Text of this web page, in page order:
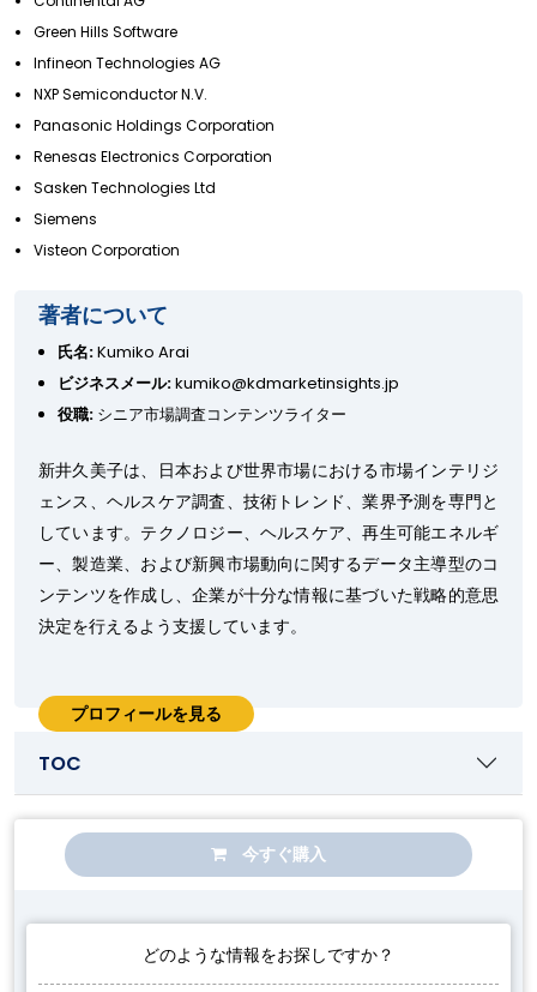
Green Hills Software
Infineon Technologies AG
NXP Semiconductor N.V.
Panasonic Holdings Corporation
Renesas Electronics Corporation
Sasken Technologies Ltd
Siemens
Visteon Corporation
著者について
氏名:Kumiko Arai
ビジネスメール:kumiko@kdmarketinsights.jp
役職: シニア市場調査コンテンツライター
新井久美子は、日本および世界市場における市場インテリジ
ェンス、ヘルスケア調査、技術トレンド、業界予測を専門と
しています。テクノロジー、ヘルスケア、再生可能エネルギ
ー、製造業、および新興市場動向に関するデータ主導型のコ
ンテンツを作成し、企業が十分な情報に基づいた戦略的意思
決定を行えるよう支援しています。
プロフィールを見る
TOC
今すぐ購入
どのような情報をお探しですか？